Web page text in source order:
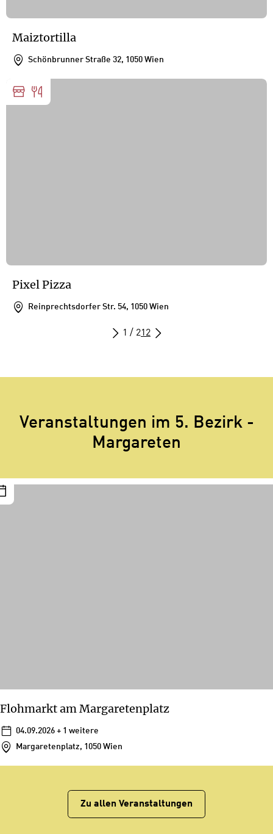
Maiztortilla
Schönbrunner Straße 32, 1050 Wien
Pixel Pizza
Reinprechtsdorfer Str. 54, 1050 Wien
1 / 21 2
Veranstaltungen im 5. Bezirk -
Margareten
Flohmarkt am Margaretenplatz
04.09.2026 + 1 weitere
Margaretenplatz, 1050 Wien
Zu allen Veranstaltungen